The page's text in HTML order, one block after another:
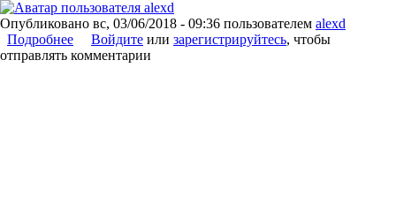
Опубликовано вс, 03/06/2018 - 09:36 пользователем alexd
Подробнее о Новости Шахуньи: Вагонное депо - ВСЁ?
Консервация, понимаешь.
Войдите или зарегистрируйтесь, чтобы
отправлять комментарии